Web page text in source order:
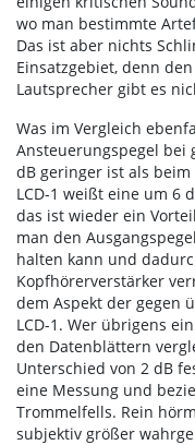
wo man bestimmte
Das ist aber nichts
Einsatzgebiet, denn
Lautsprecher gibt es
Was im Vergleich
Ansteuerungspegel bei
dB geringer ist als
LCD-1 weißt eine um 6
das ist wieder ein
man den
halten kann und
Kopfhörerverstärker
dem Aspekt der gegen
LCD-1. Wer übrigens
den Datenblättern
Unterschied von 2 dB
eine Messung und
Trommelfells. Rein
subjektiv größer